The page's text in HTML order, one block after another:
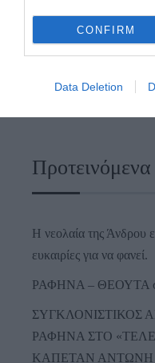
CONFIRM
Data Deletion
Η νεολαία της Άνδρου
ευκαιρίες για να φανεί.
ΡΑΦΗΝΑ – ΘΕΟΥΤΑ
ΣΥΓΚΛΟΝΙΣΤΙΚΟΣ
ΡΑΦΗΝΑ ΣΤΟ
ΚΑΠΕΤΑΝ ΑΝΤΩΝΗ